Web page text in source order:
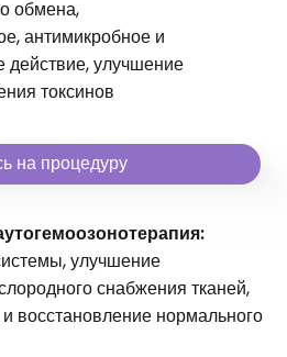
обмена,
антимикробное и
улучшение
токсинов
на процедуру
улучшение
снабжения тканей,
восстановление нормального